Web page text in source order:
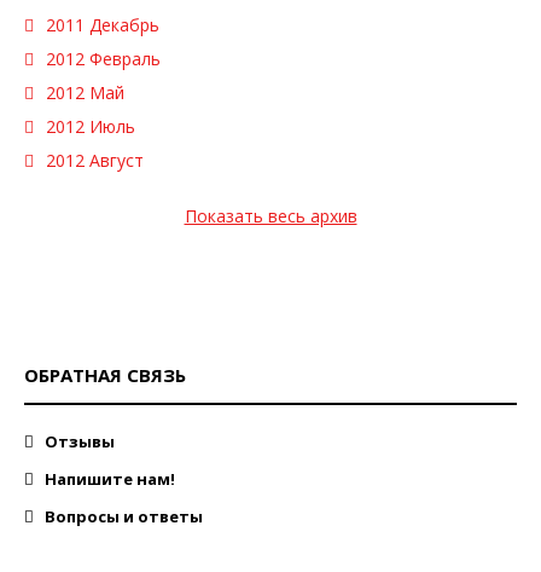
2011 Декабрь
2012 Февраль
2012 Май
2012 Июль
2012 Август
Показать весь архив
ОБРАТНАЯ СВЯЗЬ
Отзывы
Напишите нам!
Вопросы и ответы